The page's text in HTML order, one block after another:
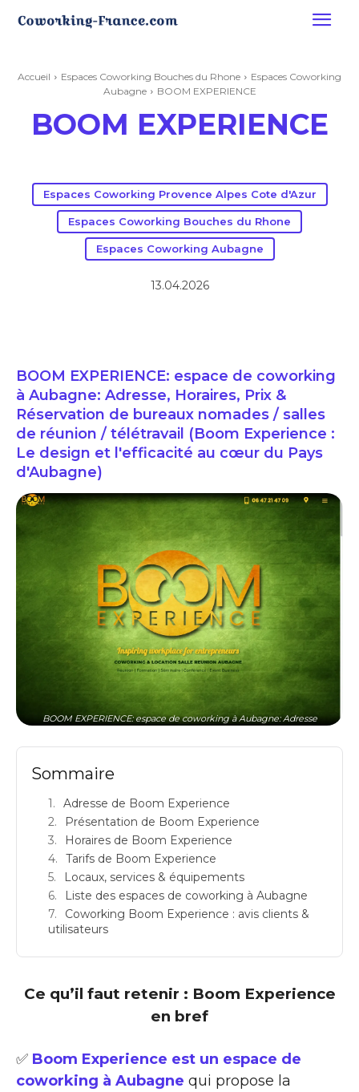
Accueil Espaces Coworking Bouches du Rhone
Espaces Coworking
Aubagne
BOOM EXPERIENCE
BOOM EXPERIENCE
Espaces Coworking Provence Alpes Cote d'Azur
Espaces Coworking Bouches du Rhone
Espaces Coworking Aubagne
13.04.2026
BOOM EXPERIENCE: espace de coworking
à Aubagne: Adresse, Horaires, Prix &
Réservation de bureaux nomades / salles
de réunion / télétravail (Boom Experience :
Le design et l'efficacité au cœur du Pays
d'Aubagne)
BOOM EXPERIENCE: espace de coworking à Aubagne: Adresse
Sommaire
Adresse de Boom Experience
Présentation de Boom Experience
Horaires de Boom Experience
Tarifs de Boom Experience
Locaux, services & équipements
Liste des espaces de coworking à Aubagne
Coworking Boom Experience : avis clients &
utilisateurs
Ce qu’il faut retenir : Boom Experience
en bref
✅ Boom Experience est un espace de
coworking à Aubagne qui propose la